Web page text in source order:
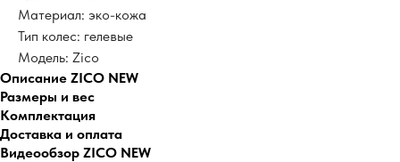
Материал: эко-кожа
Тип колес: гелевые
Модель: Zico
Описание ZICO NEW
Размеры и вес
Комплектация
Доставка и оплата
Видеообзор ZICO NEW